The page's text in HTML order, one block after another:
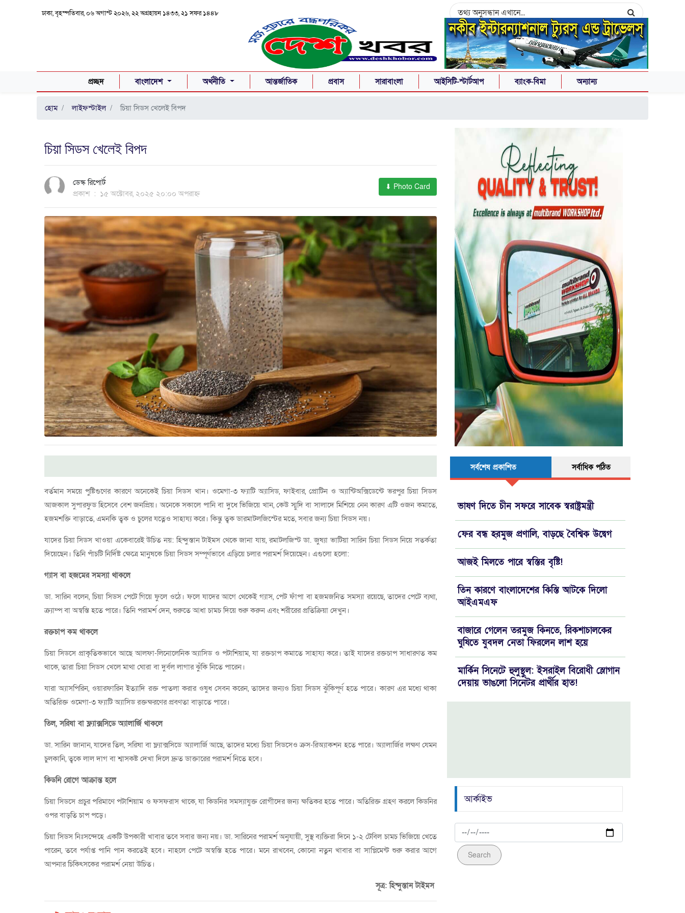
ঢাকা, বৃহস্পতিবার, ০৬ অগাস্ট ২০২৬, ২২ অগ্রহায়ন ১৪৩৩, ২১ সফর ১৪৪৮
প্রচ্ছদ(CURRENT)বাংলাদেশ অর্থনীতি আন্তর্জাতিক প্রবাস সারাবাংলা আইসিটি-স্টার্টআপ ব্যাংক-বিমা অন্যান্য
হোম লাইফস্টাইল চিয়া সিডস খেলেই বিপদ
চিয়া সিডস খেলেই বিপদ
ডেস্ক রিপোর্ট
প্রকাশ : ১৫ অক্টোবর, ২০২৫ ২০:০০ অপরাহ্ন
⬇ Photo Card
বর্তমান সময়ে পুষ্টিগুণের কারণে অনেকেই চিয়া সিডস খান। ওমেগা-৩ ফ্যাটি অ্যাসিড, ফাইবার, প্রোটিন ও অ্যান্টিঅক্সিডেন্টে ভরপুর চিয়া সিডস
আজকাল সুপারফুড হিসেবে বেশ জনপ্রিয়। অনেকে সকালে পানি বা দুধে ভিজিয়ে খান, কেউ স্মুদি বা সালাদে মিশিয়ে নেন কারণ এটি ওজন কমাতে,
হজমশক্তি বাড়াতে, এমনকি ত্বক ও চুলের যত্নেও সাহায্য করে। কিন্তু ত্বক ডারমাটলজিস্টের মতে, সবার জন্য চিয়া সিডস নয়।
যাদের চিয়া সিডস খাওয়া একেবারেই উচিত নয়: হিন্দুস্তান টাইমস থেকে জানা যায়, রমাটলজিস্ট ডা. জুষ্যা ভাটিয়া সারিন চিয়া সিডস নিয়ে সতর্কতা
দিয়েছেন। তিনি পাঁচটি নির্দিষ্ট ক্ষেত্রে মানুষকে চিয়া সিডস সম্পূর্ণভাবে এড়িয়ে চলার পরামর্শ দিয়েছেন। এগুলো হলো:
গ্যাস বা হজমের সমস্যা থাকলে
ডা. সারিন বলেন, চিয়া সিডস পেটে গিয়ে ফুলে ওঠে। ফলে যাদের আগে থেকেই গ্যাস, পেট ফাঁপা বা হজমজনিত সমস্যা রয়েছে, তাদের পেটে ব্যথা,
ক্র্যাম্প বা অস্বস্তি হতে পারে। তিনি পরামর্শ দেন, শুরুতে আধা চামচ দিয়ে শুরু করুন এবং শরীরের প্রতিক্রিয়া দেখুন।
রক্তচাপ কম থাকলে
চিয়া সিডসে প্রাকৃতিকভাবে আছে আলফা-লিনোলেনিক অ্যাসিড ও পটাশিয়াম, যা রক্তচাপ কমাতে সাহায্য করে। তাই যাদের রক্তচাপ সাধারণত কম
থাকে, তারা চিয়া সিডস খেলে মাথা ঘোরা বা দুর্বল লাগার ঝুঁকি নিতে পারেন।
যারা অ্যাসপিরিন, ওয়ারফারিন ইত্যাদি রক্ত পাতলা করার ওষুধ সেবন করেন, তাদের জন্যও চিয়া সিডস ঝুঁকিপূর্ণ হতে পারে। কারণ এর মধ্যে থাকা
অতিরিক্ত ওমেগা-৩ ফ্যাটি অ্যাসিড রক্তক্ষরণের প্রবণতা বাড়াতে পারে।
তিল, সরিষা বা ফ্ল্যাক্সসিডে অ্যালার্জি থাকলে
ডা. সারিন জানান, যাদের তিল, সরিষা বা ফ্ল্যাক্সসিডে অ্যালার্জি আছে, তাদের মধ্যে চিয়া সিডসেও ক্রস-রিঅ্যাকশন হতে পারে। অ্যালার্জির লক্ষণ যেমন
চুলকানি, ত্বকে লাল দাগ বা শ্বাসকষ্ট দেখা দিলে দ্রুত ডাক্তারের পরামর্শ নিতে হবে।
কিডনি রোগে আক্রান্ত হলে
চিয়া সিডসে প্রচুর পরিমাণে পটাশিয়াম ও ফসফরাস থাকে, যা কিডনির সমস্যাযুক্ত রোগীদের জন্য ক্ষতিকর হতে পারে। অতিরিক্ত গ্রহণ করলে কিডনির
ওপর বাড়তি চাপ পড়ে।
চিয়া সিডস নিঃসন্দেহে একটি উপকারী খাবার তবে সবার জন্য নয়। ডা. সারিনের পরামর্শ অনুযায়ী, সুস্থ ব্যক্তিরা দিনে ১-২ টেবিল চামচ ভিজিয়ে খেতে
পারেন, তবে পর্যাপ্ত পানি পান করতেই হবে। নাহলে পেটে অস্বস্তি হতে পারে। মনে রাখবেন, কোনো নতুন খাবার বা সাপ্লিমেন্ট শুরু করার আগে
আপনার চিকিৎসকের পরামর্শ নেয়া উচিত।
সূত্র: হিন্দুস্তান টাইমস
সর্বশেষ প্রকাশিত সর্বাধিক পঠিত
ভাষণ দিতে চীন সফরে সাবেক স্বরাষ্ট্রমন্ত্রী
ফের বন্ধ হরমুজ প্রণালি, বাড়ছে বৈশ্বিক উদ্বেগ
আজই মিলতে পারে স্বস্তির বৃষ্টি!
তিন কারণে বাংলাদেশের কিস্তি আটকে দিলো
আইএমএফ
বাজারে গেলেন তরমুজ কিনতে, রিকশাচালকের
ঘুষিতে যুবদল নেতা ফিরলেন লাশ হয়ে
মার্কিন সিনেটে হুলুস্থুল: ইসরাইল বিরোধী স্লোগান
দেয়ায় ভাঙলো সিনেটর প্রার্থীর হাত!
যুক্তরাষ্ট্রের গালে সপাটে চড়: ‘দাসত্ব' মেনে নেবে
না স্পেন, পাল্টাপাল্টি হুঙ্কারে চরম উত্তেজনা!
বড় দুঃসংবাদ আসছে বিদ্যুৎ ও সার খাতে!
আর্কাইভ
Search